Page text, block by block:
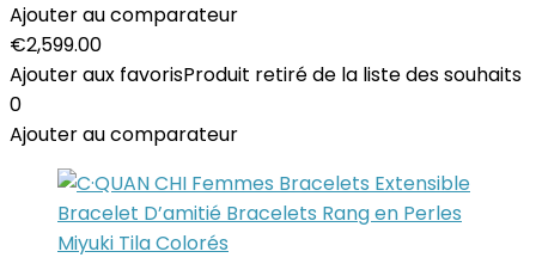
Ajouter au comparateur
€2,599.00
Ajouter aux favorisProduit retiré de la liste des souhaits
0
Ajouter au comparateur